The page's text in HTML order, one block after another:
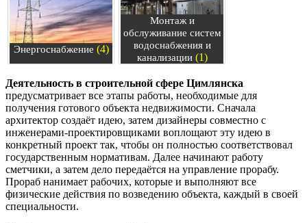
Энергоснабжение (4)
Монтаж и
обслуживание систем
водоснабжения и
канализации(1)
Деятельность в строительной сфере Цимлянска
предусматривает все этапы работы, необходимые для
получения готового объекта недвижимости. Сначала
архитектор создаёт идею, затем дизайнеры совместно с
инженерами-проектировщиками воплощают эту идею в
конкретный проект так, чтобы он полностью соответствовал
государственным нормативам. Далее начинают работу
сметчики, а затем дело передаётся на управление прорабу.
Прораб нанимает рабочих, которые и выполняют все
физические действия по возведению объекта, каждый в своей
специальности.